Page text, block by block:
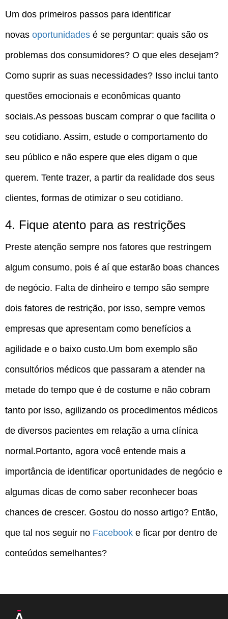
Um dos primeiros passos para identificar
novas oportunidades é se perguntar: quais são os
problemas dos consumidores? O que eles desejam?
Como suprir as suas necessidades? Isso inclui tanto
questões emocionais e econômicas quanto
sociais.As pessoas buscam comprar o que facilita o
seu cotidiano. Assim, estude o comportamento do
seu público e não espere que eles digam o que
querem. Tente trazer, a partir da realidade dos seus
clientes, formas de otimizar o seu cotidiano.
4. Fique atento para as restrições
Preste atenção sempre nos fatores que restringem
algum consumo, pois é aí que estarão boas chances
de negócio. Falta de dinheiro e tempo são sempre
dois fatores de restrição, por isso, sempre vemos
empresas que apresentam como benefícios a
agilidade e o baixo custo.Um bom exemplo são
consultórios médicos que passaram a atender na
metade do tempo que é de costume e não cobram
tanto por isso, agilizando os procedimentos médicos
de diversos pacientes em relação a uma clínica
normal.Portanto, agora você entende mais a
importância de identificar oportunidades de negócio e
algumas dicas de como saber reconhecer boas
chances de crescer. Gostou do nosso artigo? Então,
que tal nos seguir no Facebook e ficar por dentro de
conteúdos semelhantes?